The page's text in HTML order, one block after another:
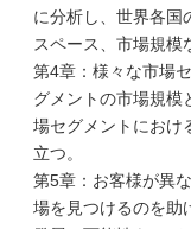
に分析し、世界各国
スペース、市場規模
第4章：様々な市場
グメントの市場規模
場セグメントにおけ
立つ。
第5章：お客様が異
場を見つけるのを助